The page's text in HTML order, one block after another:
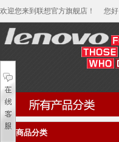
欢迎您来到联想官方旗舰店！ 您好
家用笔记本电脑
商品分类